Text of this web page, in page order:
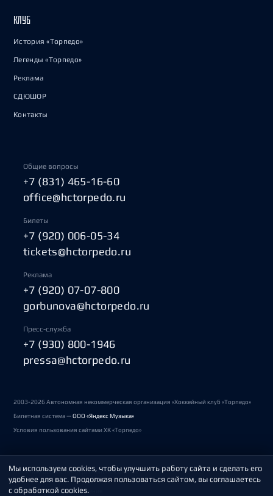
КЛУБ
История «Торпедо»
Легенды «Торпедо»
Реклама
СДЮШОР
Контакты
Общие вопросы
+7 (831) 465-16-60
office@hctorpedo.ru
Билеты
+7 (920) 006-05-34
tickets@hctorpedo.ru
Реклама
+7 (920) 07-07-800
gorbunova@hctorpedo.ru
Пресс-служба
+7 (930) 800-1946
pressa@hctorpedo.ru
2003-2026 Автономная некоммерческая организация «Хоккейный клуб «Торпедо»
Билетная система —ООО «Яндекс Музыка»
Условия пользования сайтами ХК «Торпедо»
Политика обработки персональных данных
Пользовательское соглашение
Мы используем cookies, чтобы улучшить работу сайта и сделать его
удобнее для вас. Продолжая пользоваться сайтом, вы соглашаетесь
с обработкой cookies.